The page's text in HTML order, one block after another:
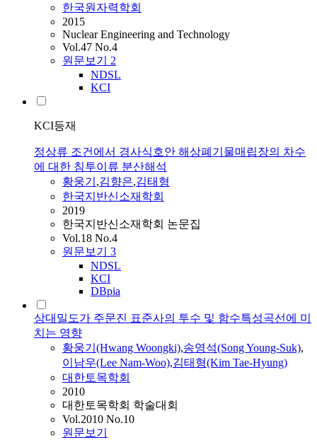
한국원자력학회
2015
Nuclear Engineering and Technology
Vol.47 No.4
원문보기 2
NDSL
KCI
KCI등재
정상류 조건에서 경사식호안 해상폐기물매립장의 차수
에 대한 침투이류 분산해석
황웅기 ,김향은,김태형
한국지반신소재학회
2019
한국지반신소재학회 논문집
Vol.18 No.4
원문보기 3
NDSL
KCI
DBpia
상대밀도가 주문진 표준사의 투수 및 함수특성곡선에 미
치는 영향
황웅기 (Hwang Woongki),송영석(Song Young-Suk),
이남우(Lee Nam-Woo),김태형(Kim Tae-Hyung)
대한토목학회
2010
대한토목학회 학술대회
Vol.2010 No.10
원문보기